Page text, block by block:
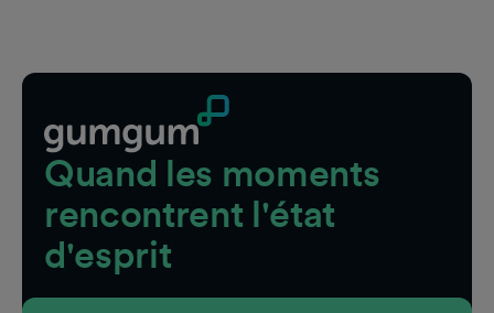
Quand les moments
rencontrent l'état
d'esprit